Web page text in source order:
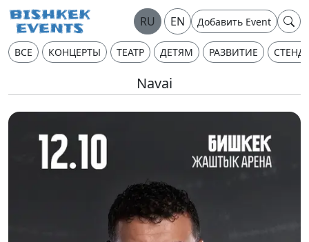
RU EN Добавить Event
ВСЕ КОНЦЕРТЫ ТЕАТР ДЕТЯМ РАЗВИТИЕ
Navai